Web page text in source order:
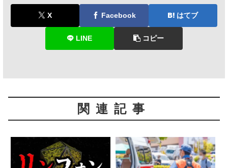
X Facebook はてブ
LINE コピー
関連記事